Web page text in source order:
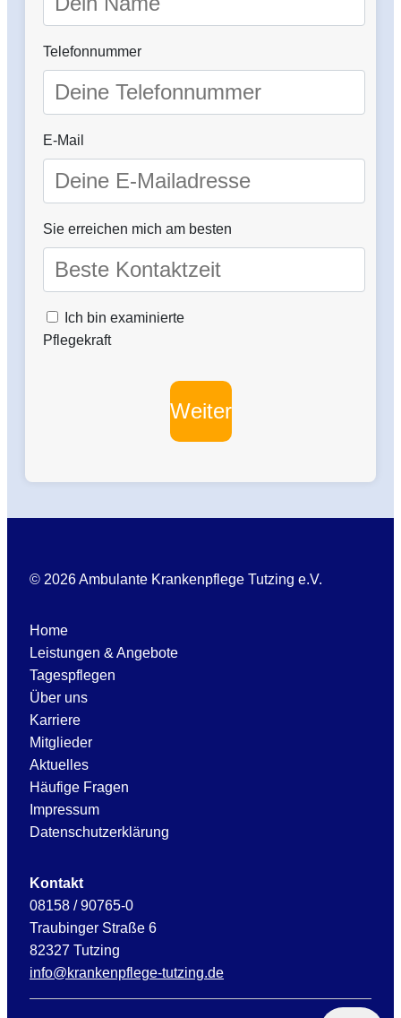
Telefonnummer
E-Mail
Sie erreichen mich am besten
Ich bin examinierte
Pflegekraft
Weiter
© 2026 Ambulante Krankenpflege Tutzing e.V.
Home
Leistungen & Angebote
Tagespflegen
Über uns
Karriere
Mitglieder
Aktuelles
Häufige Fragen
Impressum
Datenschutzerklärung
Kontakt
08158 / 90765-0
Traubinger Straße 6
82327 Tutzing
info@krankenpflege-tutzing.de